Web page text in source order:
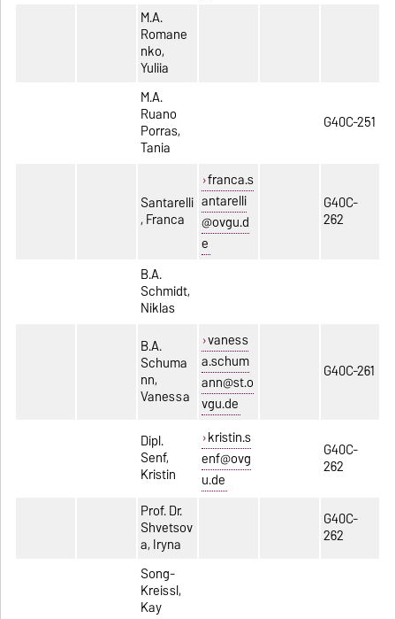
M.A.
Romane
nko,
Yuliia
M.A.
Ruano
Porras,
Tania
G40C-251
Santarelli
, Franca
franca.s
antarelli
@ovgu.d
e
G40C-
262
B.A.
Schmidt,
Niklas
B.A.
Schuma
nn,
Vanessa
vaness
a.schum
ann@st.o
vgu.de
G40C-261
Dipl.
Senf,
Kristin
kristin.s
enf@ovg
u.de
G40C-
262
Prof. Dr.
Shvetsov
a, Iryna
G40C-
262
Song-
Kreissl,
Kay